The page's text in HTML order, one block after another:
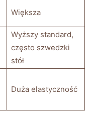
Większa
Wyższy standard,
często szwedzki
stół
Duża⁤ elastyczność